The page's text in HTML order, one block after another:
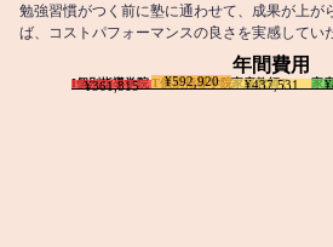
勉強習慣がつく前に塾に通わせて、成果が上が
ば、コストパフォーマンスの良さを実感してい
年間費用
I個別指導学院
¥361,815 T個別指導学院
¥592,920 家庭教師T
¥437,531 家